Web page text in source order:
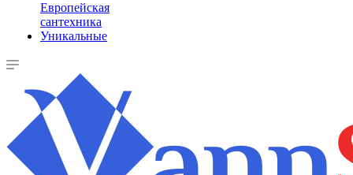
Европейская
сантехника
Уникальные